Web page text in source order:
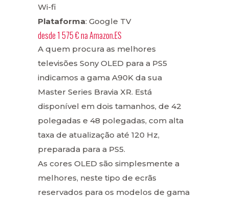
Wi-fi
Plataforma: Google TV
desde1 575 €naAmazon.ES
A quem procura as melhores
televisões Sony OLED para a PS5
indicamos a gama A90K da sua
Master Series Bravia XR. Está
disponível em dois tamanhos, de 42
polegadas e 48 polegadas, com alta
taxa de atualização até 120 Hz,
preparada para a PS5.
As cores OLED são simplesmente a
melhores, neste tipo de ecrãs
reservados para os modelos de gama